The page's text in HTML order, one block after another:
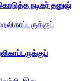
நடிகர் தனுஷ்